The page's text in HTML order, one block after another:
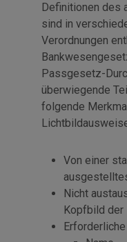
Definitionen des
sind in
Verordnungen
Passgesetz-
überwiegende
folgende
Von einer
Nicht
Kopfbild der
Erforderliche